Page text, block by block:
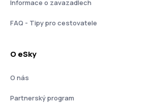
Informace o zavazadlech
FAQ - Tipy pro cestovatele
O eSky
O nás
Partnerský program